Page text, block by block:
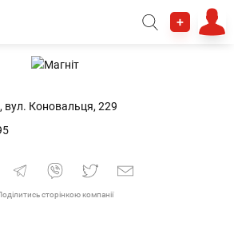
+
вул. Коновальця, 229
сторінкою компанії